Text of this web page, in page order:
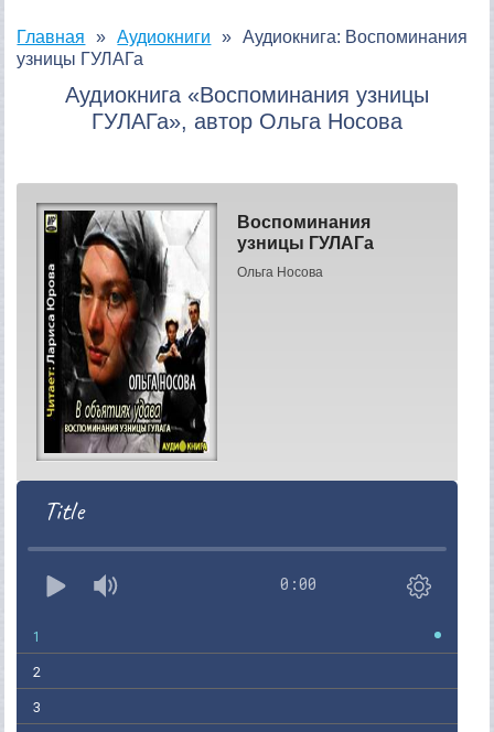
Главная Аудиокниги
Аудиокнига: Воспоминания
узницы ГУЛАГа
Аудиокнига «Воспоминания узницы
ГУЛАГа», автор Ольга Носова
Воспоминания
узницы ГУЛАГа
Ольга Носова
Title
0:00
1
2
3